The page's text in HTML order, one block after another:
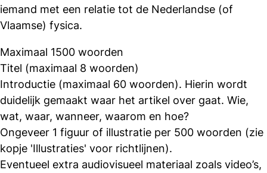
iemand met een relatie tot de Nederlandse (of
Vlaamse) fysica.
Maximaal 1500 woorden
Titel (maximaal 8 woorden)
Introductie (maximaal 60 woorden). Hierin wordt
duidelijk gemaakt waar het artikel over gaat. Wie,
wat, waar, wanneer, waarom en hoe?
Ongeveer 1 figuur of illustratie per 500 woorden (zie
kopje 'Illustraties' voor richtlijnen).
Eventueel extra audiovisueel materiaal zoals video’s,